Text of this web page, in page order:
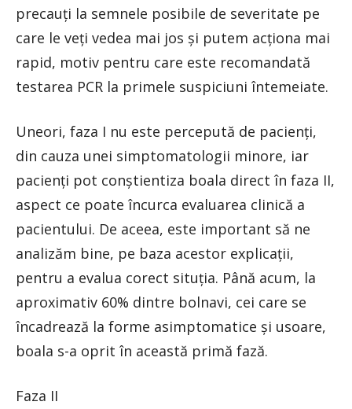
precauți la semnele posibile de severitate pe
care le veți vedea mai jos și putem acționa mai
rapid, motiv pentru care este recomandată
testarea PCR la primele suspiciuni întemeiate.
Uneori, faza I nu este percepută de pacienți,
din cauza unei simptomatologii minore, iar
pacienți pot conștientiza boala direct în faza II,
aspect ce poate încurca evaluarea clinică a
pacientului. De aceea, este important să ne
analizăm bine, pe baza acestor explicații,
pentru a evalua corect situția. Până acum, la
aproximativ 60% dintre bolnavi, cei care se
încadrează la forme asimptomatice și usoare,
boala s-a oprit în această primă fază.
Faza II